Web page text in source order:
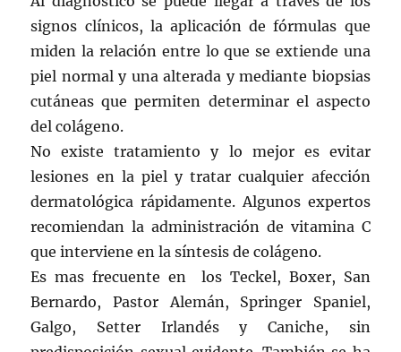
signos clínicos, la aplicación de fórmulas que
miden la relación entre lo que se extiende una
piel normal y una alterada y mediante biopsias
cutáneas que permiten determinar el aspecto
del colágeno.
No existe tratamiento y lo mejor es evitar
lesiones en la piel y tratar cualquier afección
dermatológica rápidamente. Algunos expertos
recomiendan la administración de vitamina C
que interviene en la síntesis de colágeno.
Es mas frecuente en los Teckel, Boxer, San
Bernardo, Pastor Alemán, Springer Spaniel,
Galgo, Setter Irlandés y Caniche, sin